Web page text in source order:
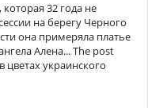
32 года не
на берегу Черного
она примеряла платье
Алена... The post
цветах украинского